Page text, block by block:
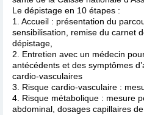
Le dépistage en 10 étapes :
1. Accueil : présentation du
sensibilisation, remise du carnet
dépistage,
2. Entretien avec un médecin
antécédents et des symptômes
cardio-vasculaires
3. Risque cardio-vasculaire :
4. Risque métabolique : mesure
abdominal, dosages capillaires